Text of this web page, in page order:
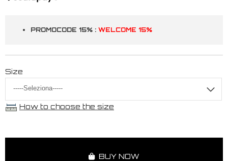
PROMOCODE 15% : WELCOME 15%
Size
How to choose the size
BUY NOW